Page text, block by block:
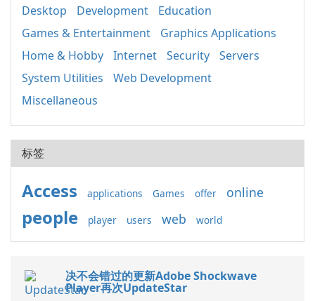
Desktop
Development
Education
Games & Entertainment
Graphics Applications
Home & Hobby
Internet Security
Servers
System Utilities
Web Development
Miscellaneous
标签
Access applications Games offer online
people player users web world
决不会错过的更新Adobe Shockwave
Player再次UpdateStar